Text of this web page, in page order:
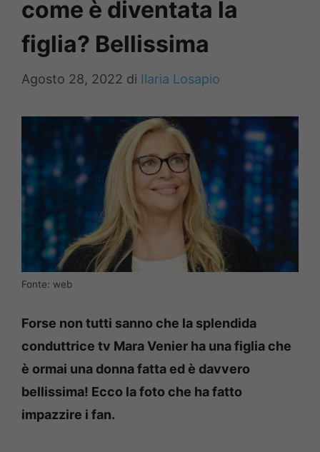
come è diventata la
figlia? Bellissima
Agosto 28, 2022 di Ilaria Losapio
Fonte: web
Forse non tutti sanno che la splendida
conduttrice tv Mara Venier ha una figlia che
è ormai una donna fatta ed è davvero
bellissima! Ecco la foto che ha fatto
impazzire i fan.